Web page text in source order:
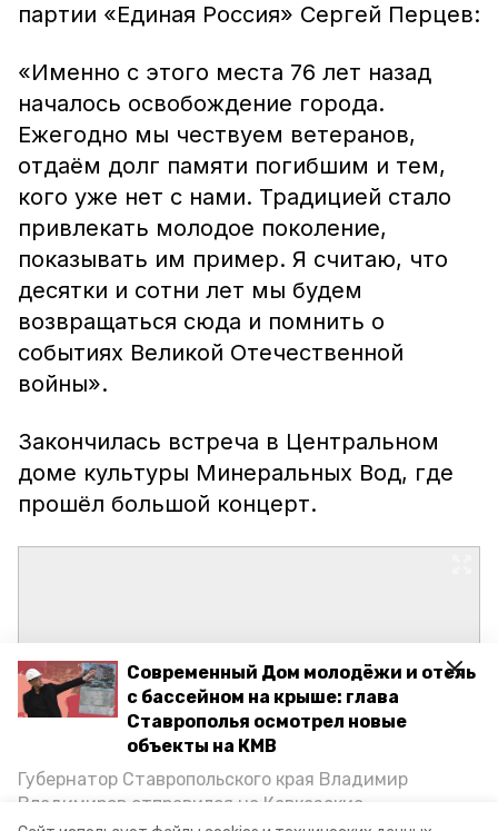
Современный Дом молодёжи и отель
с бассейном на крыше: глава
Ставрополья осмотрел новые
объекты на КМВ
Губернатор Ставропольского края Владимир
Владимиров отправился на Кавказские
партии «Единая Россия» Сергей Перцев:
«Именно с этого места 76 лет назад
началось освобождение города.
Ежегодно мы чествуем ветеранов,
отдаём долг памяти погибшим и тем,
кого уже нет с нами. Традицией стало
привлекать молодое поколение,
показывать им пример. Я считаю, что
десятки и сотни лет мы будем
возвращаться сюда и помнить о
событиях Великой Отечественной
войны».
Закончилась встреча в Центральном
доме культуры Минеральных Вод, где
прошёл большой концерт.